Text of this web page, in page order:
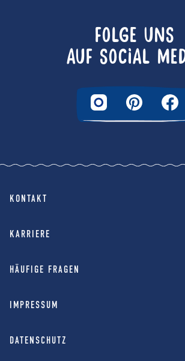
FOLGE UNS
AUF SOCIAL
KONTAKT
KARRIERE
HÄUFIGE FRAGEN
IMPRESSUM
DATENSCHUTZ